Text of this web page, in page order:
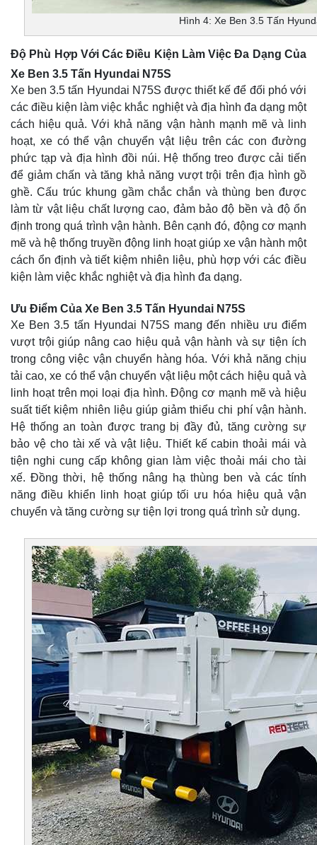
Hình 4: Xe Ben 3.5 Tấn
Độ Phù Hợp Với Các Điều Kiện Làm Việc Đa Dạng Của
Xe Ben 3.5 Tấn Hyundai N75S
Xe ben 3.5 tấn Hyundai N75S được thiết kế để đối phó với
các điều kiện làm việc khắc nghiệt và địa hình đa dạng một
cách hiệu quả. Với khả năng vận hành mạnh mẽ và linh
hoạt, xe có thể vận chuyển vật liệu trên các con đường
phức tạp và địa hình đồi núi. Hệ thống treo được cải tiến
để giảm chấn và tăng khả năng vượt trội trên địa hình gồ
ghề. Cấu trúc khung gầm chắc chắn và thùng ben được
làm từ vật liệu chất lượng cao, đảm bảo độ bền và độ ổn
định trong quá trình vận hành. Bên cạnh đó, động cơ mạnh
mẽ và hệ thống truyền động linh hoạt giúp xe vận hành một
cách ổn định và tiết kiệm nhiên liệu, phù hợp với các điều
kiện làm việc khắc nghiệt và địa hình đa dạng.
Ưu Điểm Của Xe Ben 3.5 Tấn Hyundai N75S
Xe Ben 3.5 tấn Hyundai N75S mang đến nhiều ưu điểm
vượt trội giúp nâng cao hiệu quả vận hành và sự tiện ích
trong công việc vận chuyển hàng hóa. Với khả năng chịu
tải cao, xe có thể vận chuyển vật liệu một cách hiệu quả và
linh hoạt trên mọi loại địa hình. Động cơ mạnh mẽ và hiệu
suất tiết kiệm nhiên liệu giúp giảm thiểu chi phí vận hành.
Hệ thống an toàn được trang bị đầy đủ, tăng cường sự
bảo vệ cho tài xế và vật liệu. Thiết kế cabin thoải mái và
tiện nghi cung cấp không gian làm việc thoải mái cho tài
xế. Đồng thời, hệ thống nâng hạ thùng ben và các tính
năng điều khiển linh hoạt giúp tối ưu hóa hiệu quả vận
chuyển và tăng cường sự tiện lợi trong quá trình sử dụng.